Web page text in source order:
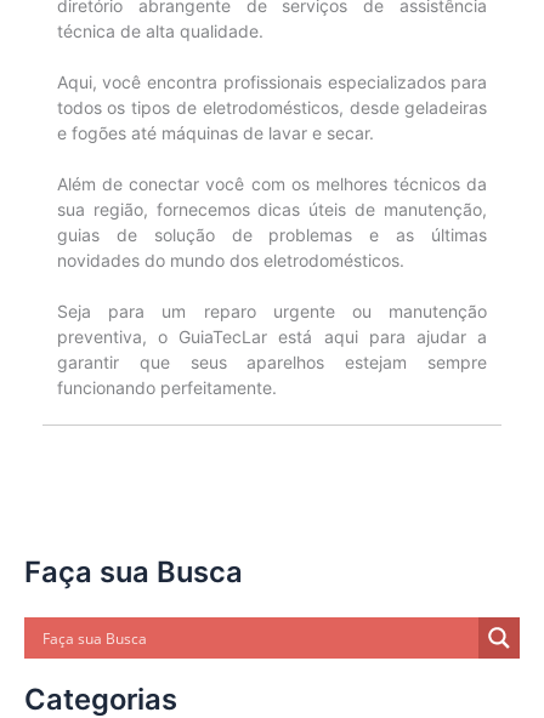
diretório abrangente de serviços de assistência
técnica de alta qualidade.
Aqui, você encontra profissionais especializados para
todos os tipos de eletrodomésticos, desde geladeiras
e fogões até máquinas de lavar e secar.
Além de conectar você com os melhores técnicos da
sua região, fornecemos dicas úteis de manutenção,
guias de solução de problemas e as últimas
novidades do mundo dos eletrodomésticos.
Seja para um reparo urgente ou manutenção
preventiva, o GuiaTecLar está aqui para ajudar a
garantir que seus aparelhos estejam sempre
funcionando perfeitamente.
Faça sua Busca
Categorias